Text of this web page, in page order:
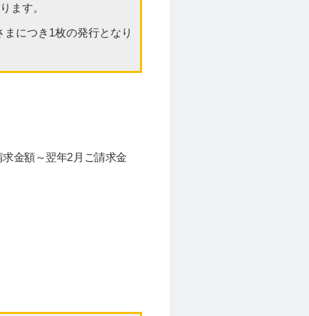
ます。
につき1枚の発行となり
金額～翌年2月ご請求金